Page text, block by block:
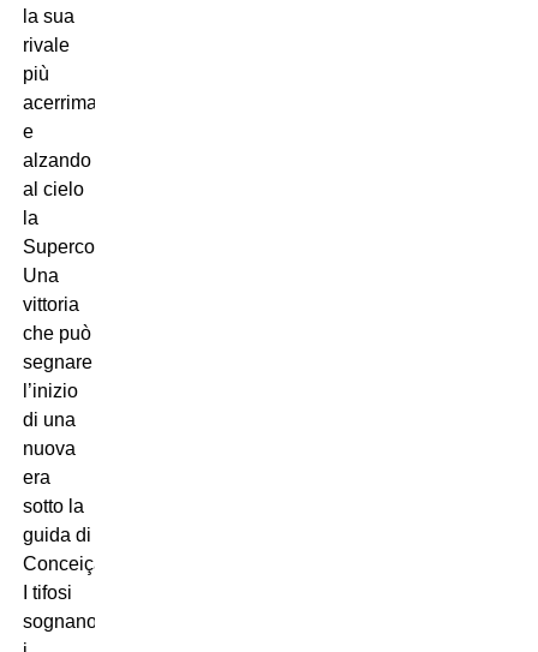
la sua
rivale
più
acerrima
e
alzando
al cielo
la
Supercoppa.
Una
vittoria
che può
segnare
l’inizio
di una
nuova
era
sotto la
guida di
Conceição.
I tifosi
sognano,